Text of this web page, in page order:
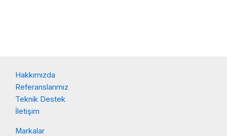
Hakkımızda
Referanslarımız
Teknik Destek
İletişim
Markalar